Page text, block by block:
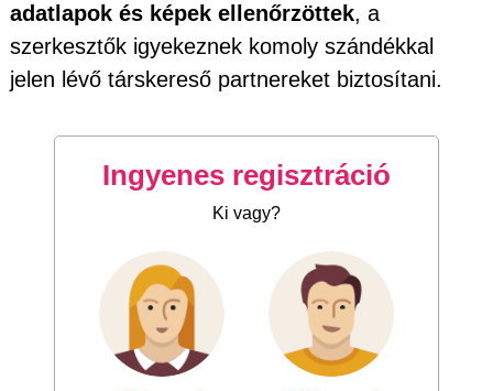
adatlapok és képek ellenőrzöttek, a
szerkesztők igyekeznek komoly szándékkal
jelen lévő társkereső partnereket biztosítani.
Ingyenes regisztráció
Ki vagy?